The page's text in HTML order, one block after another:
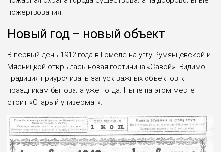
пожертвования.
Новый год – новый объект
В первый день 1912 года в Гомеле на углу Румянцевской и
Мясницкой открылась новая гостиница «Савой». Видимо,
традиция приурочивать запуск важных объектов к
праздникам бытовала уже тогда. Ныне на этом месте
стоит «Старый универмаг».